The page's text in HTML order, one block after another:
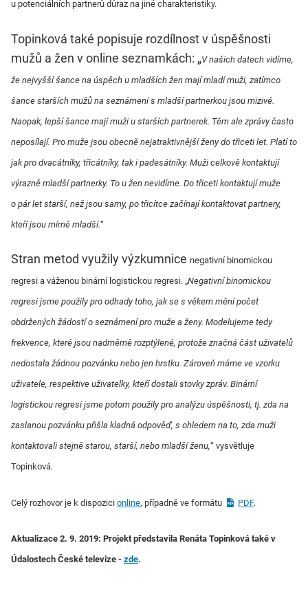
u potenciálních partnerů důraz na jiné charakteristiky.
Topinková také popisuje rozdílnost v úspěšnosti
mužů a žen v online seznamkách: „V našich datech vidíme,
že nejvyšší šance na úspěch u mladších žen mají mladí muži, zatímco
šance starších mužů na seznámení s mladší partnerkou jsou mizivé.
Naopak, lepší šance mají muži u starších partnerek. Těm ale zprávy často
neposílají. Pro muže jsou obecně nejatraktivnější ženy do třiceti let. Platí to
jak pro dvacátníky, třicátníky, tak i padesátníky. Muži celkově kontaktují
výrazně mladší partnerky. To u žen nevidíme. Do třiceti kontaktují muže
o pár let starší, než jsou samy, po třicítce začínají kontaktovat partnery,
kteří jsou mírně mladší.“
Stran metod využily výzkumnice negativní binomickou
regresi a váženou binární logistickou regresi. „Negativní binomickou
regresi jsme použily pro odhady toho, jak se s věkem mění počet
obdržených žádostí o seznámení pro muže a ženy. Modelujeme tedy
frekvence, které jsou nadměrně rozptýlené, protože značná část uživatelů
nedostala žádnou pozvánku nebo jen hrstku. Zároveň máme ve vzorku
uživatele, respektive uživatelky, kteří dostali stovky zpráv. Binární
logistickou regresi jsme potom použily pro analýzu úspěšnosti, tj. zda na
zaslanou pozvánku přišla kladná odpověď, s ohledem na to, zda muži
kontaktovali stejně starou, starší, nebo mladší ženu,“ vysvětluje
Topinková.
Celý rozhovor je k dispozici online, případně ve formátu PDF.
Aktualizace 2. 9. 2019: Projekt představila Renáta Topinková také v
Údalostech České televize - zde.